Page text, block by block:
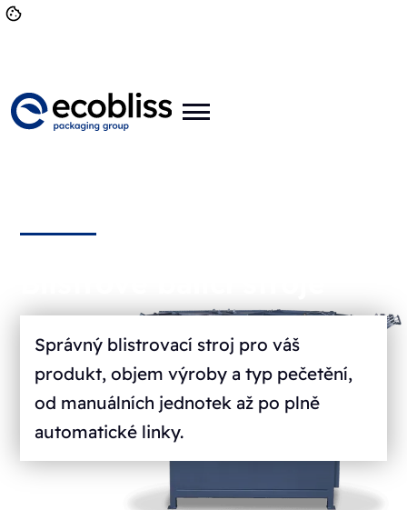
Správný blistrovací stroj pro váš
produkt, objem výroby a typ pečetění,
od manuálních jednotek až po plně
automatické linky.